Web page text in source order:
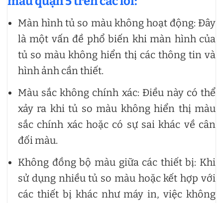
Màn hình tủ so màu không hoạt động: Đây
là một vấn đề phổ biến khi màn hình của
tủ so màu không hiển thị các thông tin và
hình ảnh cần thiết.
Màu sắc không chính xác: Điều này có thể
xảy ra khi tủ so màu không hiển thị màu
sắc chính xác hoặc có sự sai khác về cân
đối màu.
Không đồng bộ màu giữa các thiết bị: Khi
sử dụng nhiều tủ so màu hoặc kết hợp với
các thiết bị khác như máy in, việc không